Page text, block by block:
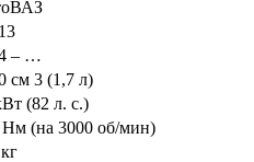
– …
см 3 (1,7 л)
(82 л. с.)
Нм (на 3000 об/мин)